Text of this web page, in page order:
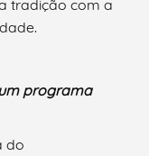
tradição com a
programa
do